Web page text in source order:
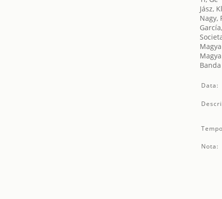
Jász,
Nagy,
Data:
Nota: